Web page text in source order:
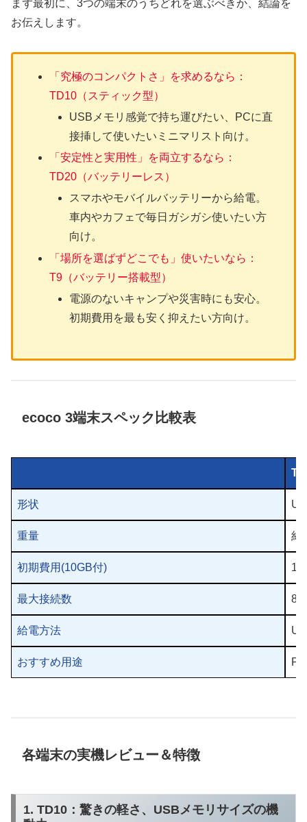
まず最初に、3つの端末のうちどれを選ぶべきか、結論を
お伝えします。
「究極のコンパクトさ」を求めるなら：
TD10（スティック型）
USBメモリ感覚で持ち運びたい、PCに直
接挿して使いたいミニマリスト向け。
「安定性と実用性」を両立するなら：
TD20（バッテリーレス）
スマホやモバイルバッテリーから給電。
車内やカフェで毎日ガシガシ使いたい方
向け。
「場所を選ばずどこでも」使いたいなら：
T9（バッテリー搭載型）
電源のないキャンプや災害時にも安心。
初期費用を最も安く抑えたい方向け。
ecoco 3端末スペック比較表
形状
重量 約
初期費用(10GB付)
最大接続数 8
給電方法
おすすめ用途
各端末の実機レビュー＆特徴
1. TD10：驚きの軽さ、USBメモリサイズの機